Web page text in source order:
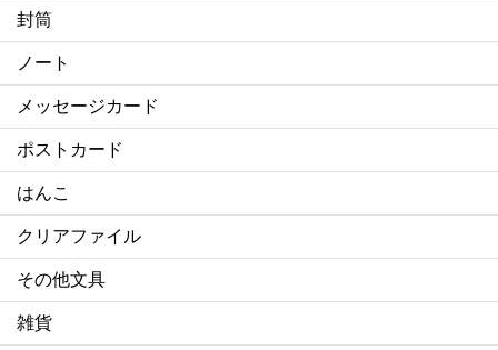
封筒
ノート
メッセージカード
ポストカード
はんこ
クリアファイル
その他文具
雑貨